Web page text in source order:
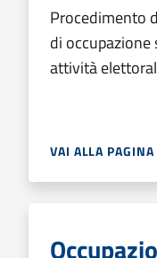
Procedimento
di
attività
VAI ALLA PAGINA